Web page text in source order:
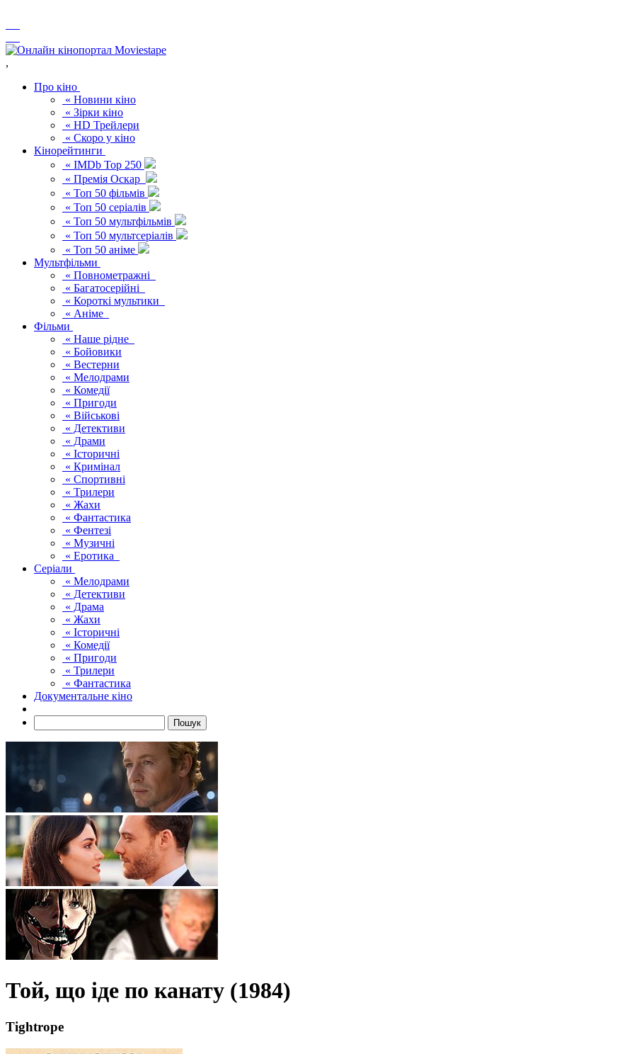
,
Про кіно
« Новини кіно
« Зірки кіно
« HD Трейлери
« Скоро у кіно
Кінорейтинги
« IMDb Top 250
« Премія Оскар
« Топ 50 фільмів
« Топ 50 серіалів
« Топ 50 мультфільмів
« Топ 50 мультсеріалів
« Топ 50 аніме
Мультфільми
« Повнометражні
« Багатосерійні
« Короткі мультики
« Аніме
Фільми
« Наше рідне
« Бойовики
« Вестерни
« Мелодрами
« Комедії
« Пригоди
« Військові
« Детективи
« Драми
« Історичні
« Кримінал
« Спортивні
« Трилери
« Жахи
« Фантастика
« Фентезі
« Музичні
« Еротика
Серіали
« Мелодрами
« Детективи
« Драма
« Жахи
« Історичні
« Комедії
« Пригоди
« Трилери
« Фантастика
Документальне кіно
Пошук
Той, що іде по канату (1984)
Tightrope